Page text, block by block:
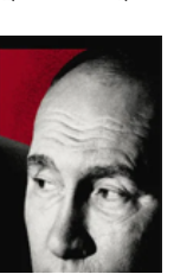
ვინც